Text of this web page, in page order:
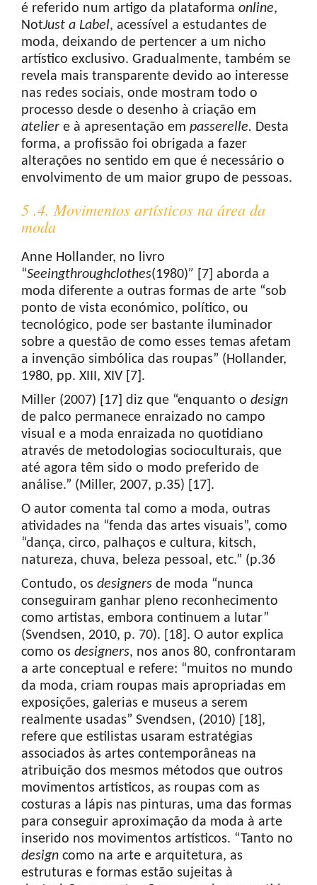
é referido num artigo da plataforma online,
NotJust a Label, acessível a estudantes de
moda, deixando de pertencer a um nicho
artístico exclusivo. Gradualmente, também se
revela mais transparente devido ao interesse
nas redes sociais, onde mostram todo o
processo desde o desenho à criação em
atelier e à apresentação em passerelle. Desta
forma, a profissão foi obrigada a fazer
alterações no sentido em que é necessário o
envolvimento de um maior grupo de pessoas.
5 .4. Movimentos artísticos na área da
moda
Anne Hollander, no livro
“Seeingthroughclothes(1980)” [7] aborda a
moda diferente a outras formas de arte “sob
ponto de vista económico, político, ou
tecnológico, pode ser bastante iluminador
sobre a questão de como esses temas afetam
a invenção simbólica das roupas” (Hollander,
1980, pp. XIII, XIV [7].
Miller (2007) [17] diz que “enquanto o design
de palco permanece enraizado no campo
visual e a moda enraizada no quotidiano
através de metodologias socioculturais, que
até agora têm sido o modo preferido de
análise.” (Miller, 2007, p.35) [17].
O autor comenta tal como a moda, outras
atividades na “fenda das artes visuais”, como
“dança, circo, palhaços e cultura, kitsch,
natureza, chuva, beleza pessoal, etc.” (p.36
Contudo, os designers de moda “nunca
conseguiram ganhar pleno reconhecimento
como artistas, embora continuem a lutar”
(Svendsen, 2010, p. 70). [18]. O autor explica
como os designers, nos anos 80, confrontaram
a arte conceptual e refere: “muitos no mundo
da moda, criam roupas mais apropriadas em
exposições, galerias e museus a serem
realmente usadas” Svendsen, (2010) [18],
refere que estilistas usaram estratégias
associados às artes contemporâneas na
atribuição dos mesmos métodos que outros
movimentos artísticos, as roupas com as
costuras a lápis nas pinturas, uma das formas
para conseguir aproximação da moda à arte
inserido nos movimentos artísticos. “Tanto no
design como na arte e arquitetura, as
estruturas e formas estão sujeitas à